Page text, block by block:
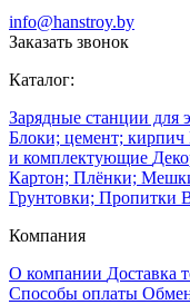
info@hanstroy.by
Заказать звонок
Каталог:
Зарядные станции для
Блоки; цемент; кирпич
и комплектующие
Картон; Плёнки;
Грунтовки; Пропитки
Компания
О компании Доставка
Способы оплаты